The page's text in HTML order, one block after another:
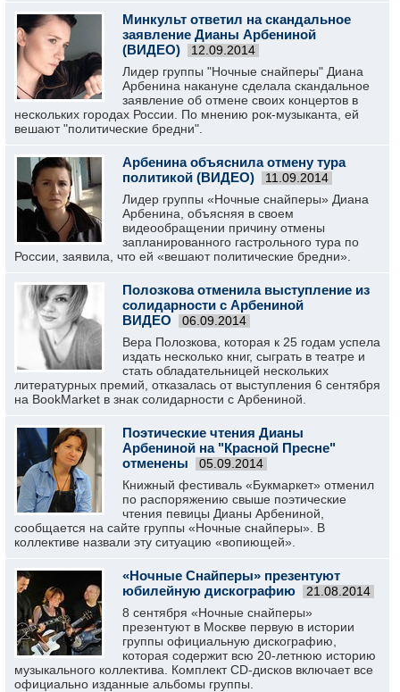
Минкульт ответил на скандальное
заявление Дианы Арбениной
(ВИДЕО)
12.09.2014
Лидер группы "Ночные снайперы" Диана
Арбенина накануне сделала скандальное
заявление об отмене своих концертов в
нескольких городах России. По мнению рок-музыканта, ей
вешают "политические бредни".
Арбенина объяснила отмену тура
политикой (ВИДЕО)
11.09.2014
Лидер группы «Ночные снайперы» Диана
Арбенина, объясняя в своем
видеообращении причину отмены
запланированного гастрольного тура по
России, заявила, что ей «вешают политические бредни».
Полозкова отменила выступление из
солидарности с Арбениной
ВИДЕО
06.09.2014
Вера Полозкова, которая к 25 годам успела
издать несколько книг, сыграть в театре и
стать обладательницей нескольких
литературных премий, отказалась от выступления 6 сентября
на BookMarket в знак солидарности с Арбениной.
Поэтические чтения Дианы
Арбениной на "Красной Пресне"
отменены
05.09.2014
Книжный фестиваль «Букмаркет» отменил
по распоряжению свыше поэтические
чтения певицы Дианы Арбениной,
сообщается на сайте группы «Ночные снайперы». В
коллективе назвали эту ситуацию «вопиющей».
«Ночные Снайперы» презентуют
юбилейную дискографию
21.08.2014
8 сентября «Ночные снайперы»
презентуют в Москве первую в истории
группы официальную дискографию,
которая содержит всю 20-летнюю историю
музыкального коллектива. Комплект CD-дисков включает все
официально изданные альбомы группы.